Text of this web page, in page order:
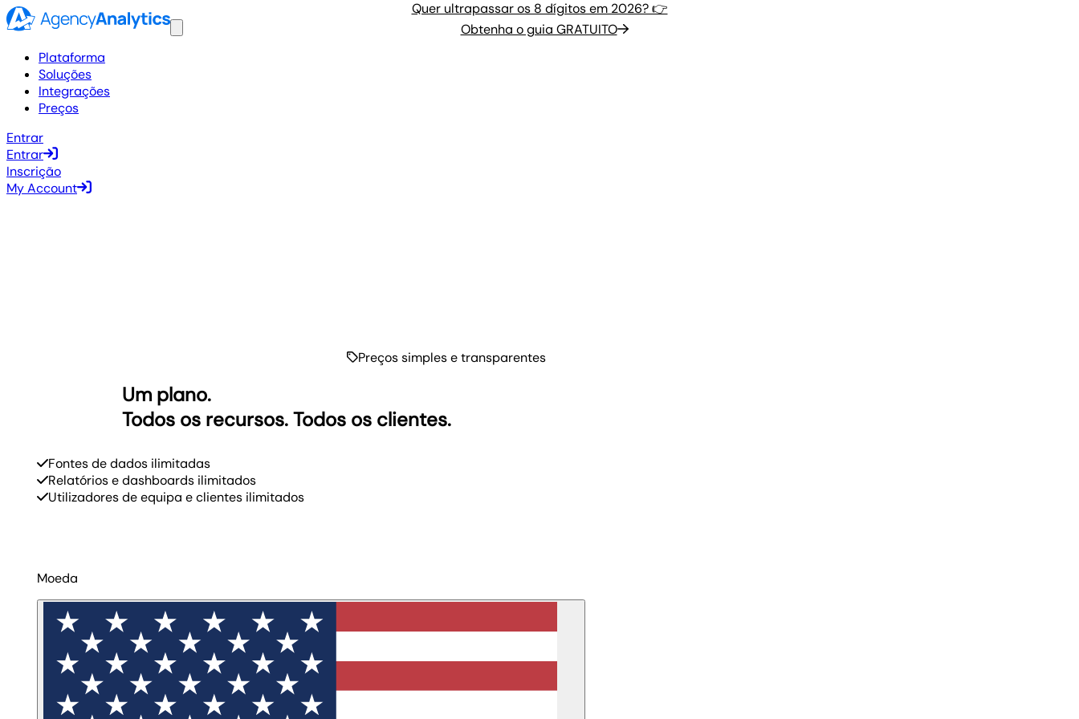
Quer ultrapassar os 8 dígitos em 2026? 👉
Obtenha o guia GRATUITO
Plataforma
Soluções
Integrações
Preços
Entrar
Entrar
Inscrição
My Account
Preços simples e transparentes
Um plano.
Todos os recursos. Todos os clientes.
Fontes de dados ilimitadas
Relatórios e dashboards ilimitados
Utilizadores de equipa e clientes ilimitados
Moeda